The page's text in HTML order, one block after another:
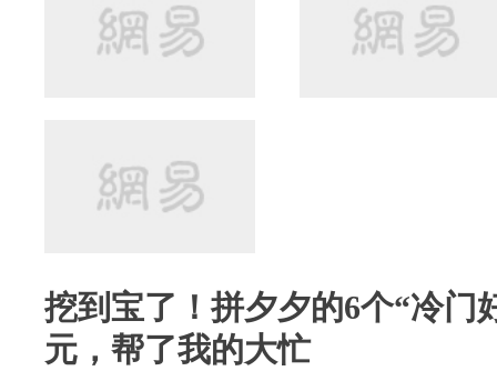
挖到宝了！拼夕夕的6个“冷门
元，帮了我的大忙